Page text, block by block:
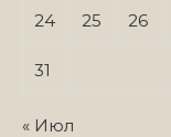
24 25 26
31
« Июл